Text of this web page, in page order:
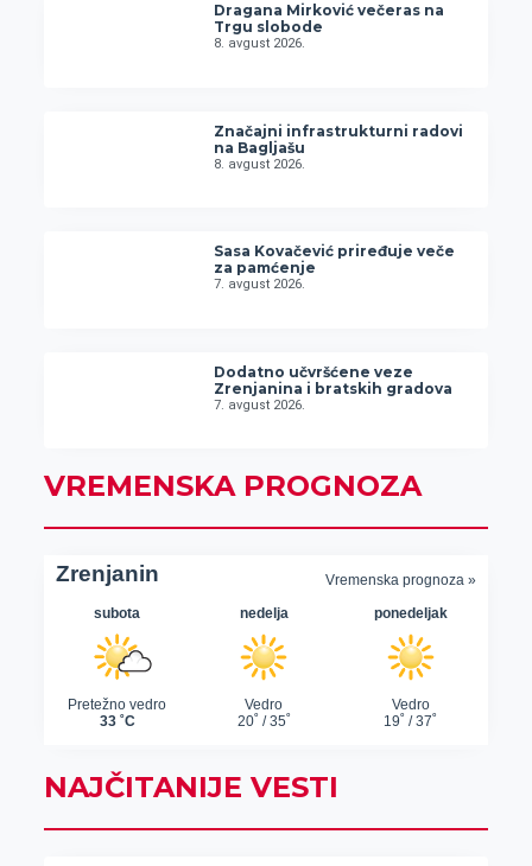
Dragana Mirković večeras na
Trgu slobode
8. avgust 2026.
Značajni infrastrukturni radovi
na Bagljašu
8. avgust 2026.
Sasa Kovačević priređuje veče
za pamćenje
7. avgust 2026.
Dodatno učvršćene veze
Zrenjanina i bratskih gradova
7. avgust 2026.
VREMENSKA PROGNOZA
NAJČITANIJE VESTI